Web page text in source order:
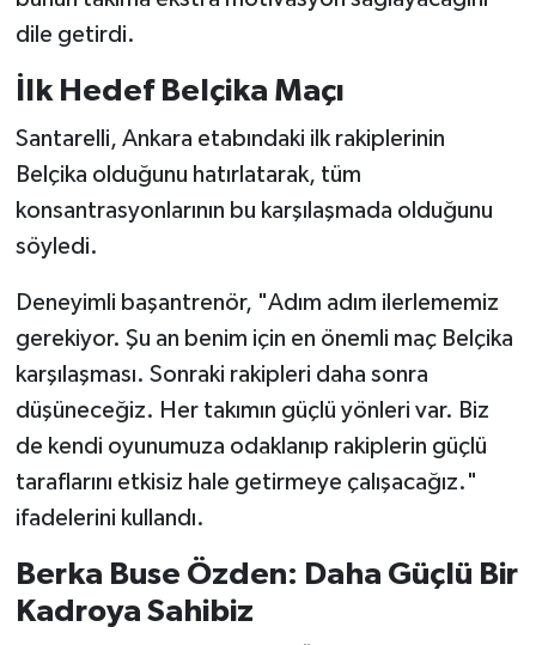
dile getirdi.
İlk Hedef Belçika Maçı
Santarelli, Ankara etabındaki ilk rakiplerinin
Belçika olduğunu hatırlatarak, tüm
konsantrasyonlarının bu karşılaşmada olduğunu
söyledi.
Deneyimli başantrenör, "Adım adım ilerlememiz
gerekiyor. Şu an benim için en önemli maç Belçika
karşılaşması. Sonraki rakipleri daha sonra
düşüneceğiz. Her takımın güçlü yönleri var. Biz
de kendi oyunumuza odaklanıp rakiplerin güçlü
taraflarını etkisiz hale getirmeye çalışacağız."
ifadelerini kullandı.
Berka Buse Özden: Daha Güçlü Bir
Kadroya Sahibiz